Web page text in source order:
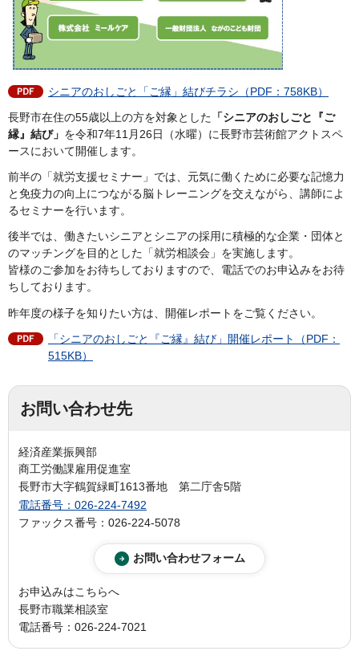
シニアのおしごと「ご縁」結びチラシ（PDF：758KB）
長野市在住の55歳以上の方を対象とした 「シニアのおしごと『ご
縁』結び」 を令和7年11月26日（水曜）に長野市芸術館アクトスペ
ースにおいて開催します。
前半の「就労支援セミナー」では、元気に働くために必要な記憶力
と免疫力の向上につながる脳トレーニングを交えながら、講師によ
るセミナーを行います。
後半では、働きたいシニアとシニアの採用に積極的な企業・団体と
のマッチングを目的とした「就労相談会」を実施します。
皆様のご参加をお待ちしておりますので、電話でのお申込みをお待
ちしております。
昨年度の様子を知りたい方は、開催レポートをご覧ください。
「シニアのおしごと『ご縁』結び」開催レポート（PDF：
515KB）
お問い合わせ先
経済産業振興部
商工労働課雇用促進室
長野市大字鶴賀緑町1613番地 第二庁舎5階
電話番号：026-224-7492
ファックス番号：026-224-5078
お申込みはこちらへ
長野市職業相談室
電話番号：026-224-7021